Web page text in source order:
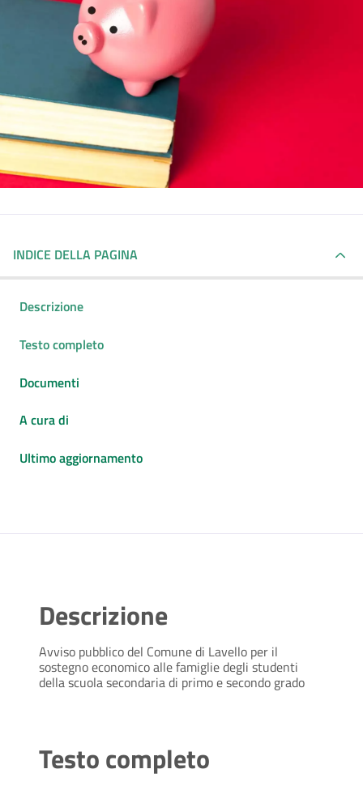
INDICE DELLA PAGINA
Descrizione
Testo completo
Documenti
A cura di
Ultimo aggiornamento
Descrizione
Avviso pubblico del Comune di Lavello per il
sostegno economico alle famiglie degli studenti
della scuola secondaria di primo e secondo grado
Testo completo